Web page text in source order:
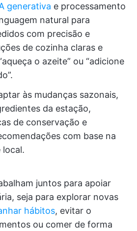
generativa e processamento
natural para
com precisão e
de cozinha claras e
o azeite” ou “adicione
às mudanças sazonais,
da estação,
de conservação e
com base na
local.
juntos para apoiar
seja para explorar novas
hábitos, evitar o
ou comer de forma